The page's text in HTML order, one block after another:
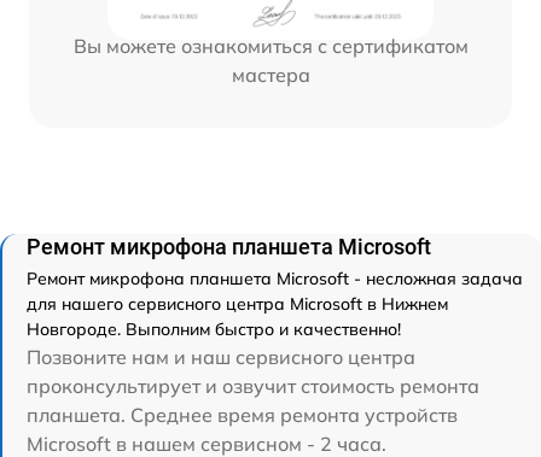
Вы можете ознакомиться с сертификатом
мастера
Ремонт микрофона планшета Microsoft
Ремонт микрофона планшета Microsoft - несложная задача
для нашего сервисного центра Microsoft в Нижнем
Новгороде. Выполним быстро и качественно!
Позвоните нам и наш сервисного центра
проконсультирует и озвучит стоимость ремонта
планшета. Среднее время ремонта устройств
Microsoft в нашем сервисном - 2 часа.